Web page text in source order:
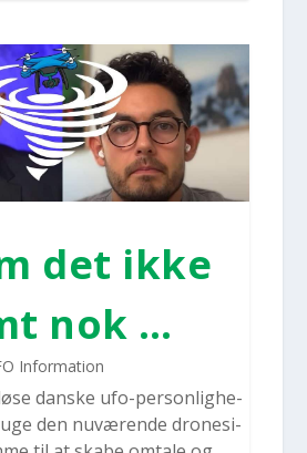
det ikke
nok …
Information
dan­ske ufo-per­­son­lig­he­­
den nuvæ­ren­de dro­ne­si­